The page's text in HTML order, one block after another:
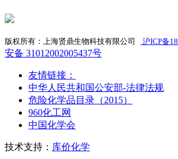
版权所有：上海贤鼎生物科技有限公司 沪ICP备
安备 31012002005437号
友情链接：
中华人民共和国公安部-法律法规
危险化学品目录（2015）
960化工网
中国化学会
技术支持： 库价化学